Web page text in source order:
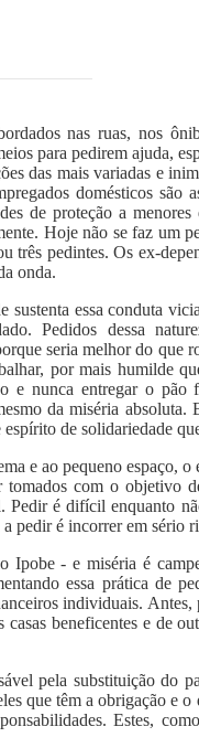
nas ruas, nos
para pedirem ajuda,
das mais variadas e
domésticos são
de proteção a
Hoje não se faz um
três pedintes. Os ex-
onda.
sustenta essa conduta
Pedidos dessa
seria melhor do que
por mais humilde
e nunca entregar o pão
da miséria absoluta.
espírito de solidariedade
e ao pequeno espaço,
tomados com o objetivo
Pedir é difícil enquanto
pedir é incorrer em sério
Ipobe - e miséria é
essa prática de
individuais.
casas beneficentes e de
pela substituição do
que têm a obrigação e
Estes,